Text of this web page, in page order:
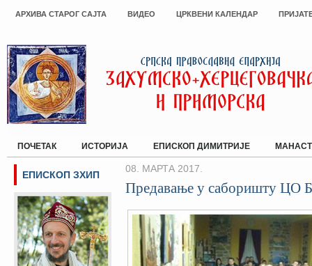
АРХИВА СТАРОГ САЈТА ВИДЕО ЦРКВЕНИ КАЛЕНДАР
ПОЧЕТАК ИСТОРИЈА ЕПИСКОП ДИМИТРИЈЕ
08. МАРТА 2017.
Предавање у саборишту ЦО
ЕПИСКОП ЗХИП